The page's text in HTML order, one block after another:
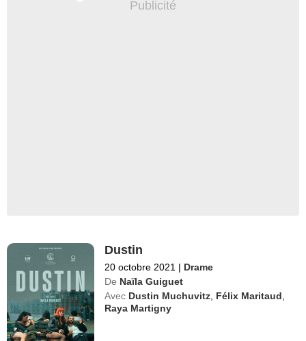
Dustin
20 octobre 2021 | Drame
De Naïla Guiguet
Avec Dustin Muchuvitz, Félix Maritaud,
Raya Martigny